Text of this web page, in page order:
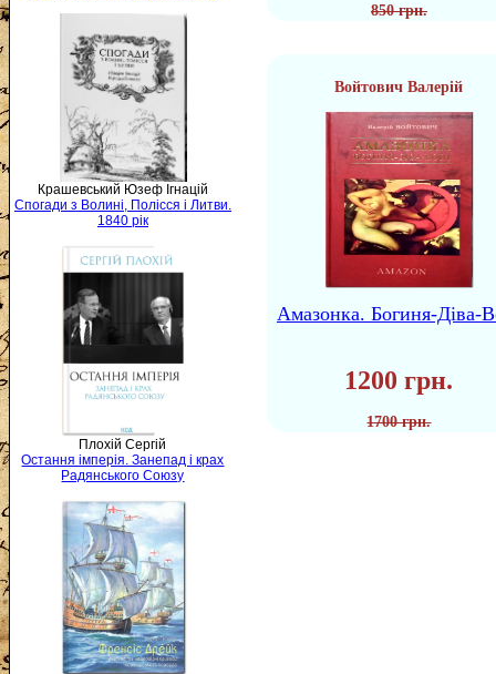
Крашевський Юзеф Ігнацій
Спогади з Волині, Полісся і Литви.
1840 рік
Плохій Сергій
Остання імперія. Занепад і крах
Радянського Союзу
850 грн.
Войтович Валерій
Амазонка. Богиня-Діва-
1200 грн.
1700 грн.